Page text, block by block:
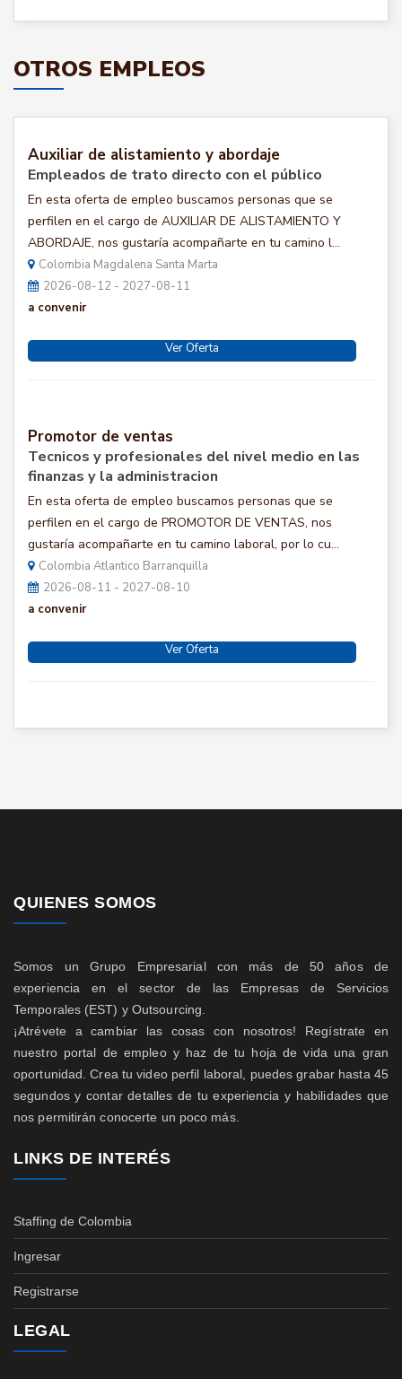
OTROS EMPLEOS
Auxiliar de alistamiento y abordaje
Empleados de trato directo con el público
En esta oferta de empleo buscamos personas que se
perfilen en el cargo de AUXILIAR DE ALISTAMIENTO Y
ABORDAJE, nos gustaría acompañarte en tu camino l...
Colombia Magdalena Santa Marta
2026-08-12 - 2027-08-11
a convenir
Ver Oferta
Promotor de ventas
Tecnicos y profesionales del nivel medio en las
finanzas y la administracion
En esta oferta de empleo buscamos personas que se
perfilen en el cargo de PROMOTOR DE VENTAS, nos
gustaría acompañarte en tu camino laboral, por lo cu...
Colombia Atlantico Barranquilla
2026-08-11 - 2027-08-10
a convenir
Ver Oferta
QUIENES SOMOS
Somos un Grupo Empresarial con más de 50 años de
experiencia en el sector de las Empresas de Servicios
Temporales (EST) y Outsourcing.
¡Atrévete a cambiar las cosas con nosotros! Regístrate en
nuestro portal de empleo y haz de tu hoja de vida una gran
oportunidad. Crea tu video perfil laboral, puedes grabar hasta 45
segundos y contar detalles de tu experiencia y habilidades que
nos permitirán conocerte un poco más.
LINKS DE INTERÉS
Staffing de Colombia
Ingresar
Registrarse
LEGAL